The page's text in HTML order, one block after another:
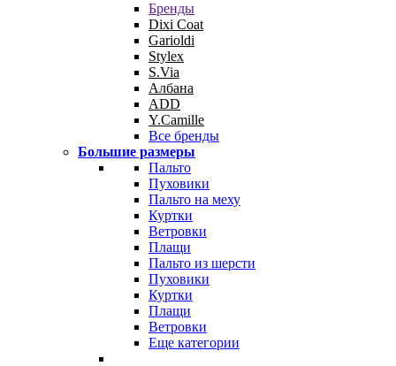
Бренды
Dixi Coat
Garioldi
Stylex
S.Via
Албана
ADD
Y.Camille
Все бренды
Большие размеры
Пальто
Пуховики
Пальто на меху
Куртки
Ветровки
Плащи
Пальто из шерсти
Пуховики
Куртки
Плащи
Ветровки
Еще категории